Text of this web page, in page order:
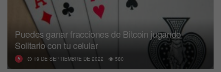
Puedes ganar fracciones de Bitcoin jugando
Solitario con tu celular
19 DE SEPTIEMBRE DE 2022 580